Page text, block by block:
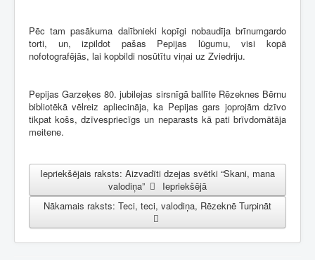
Pēc tam pasākuma dalībnieki kopīgi nobaudīja brīnumgardo
torti, un, izpildot pašas Pepijas lūgumu, visi kopā
nofotografējās, lai kopbildi nosūtītu viņai uz Zviedriju.
Pepijas Garzeķes 80. jubilejas sirsnīgā ballīte Rēzeknes Bērnu
bibliotēkā vēlreiz apliecināja, ka Pepijas gars joprojām dzīvo
tikpat košs, dzīvespriecīgs un neparasts kā pati brīvdomātāja
meitene.
Iepriekšējais raksts: Aizvadīti dzejas svētki “Skani, mana
valodiņa”
Iepriekšējā
Nākamais raksts: Teci, teci, valodiņa, Rēzeknē Turpināt